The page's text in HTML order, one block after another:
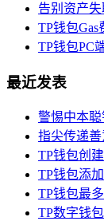
告别资产
TP钱包
TP钱包PC
最近发表
警惕中本
指尖传递
TP钱包创
TP钱包添
TP钱包最
TP数字钱